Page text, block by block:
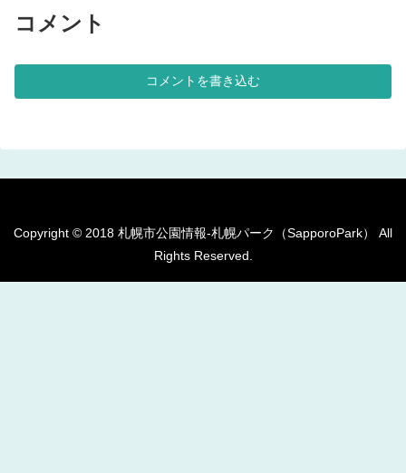
広場が設けられています。複数の
種類のベンチが、公園内に複数設
設けられています。コンビネーシ
ョン遊具が設置されています。多
目的な利用が出...
幼児が遊べるバケット型ブランコ
が設置されています。幼児が遊べ
る背の低いブ...
コメント
コメントを書き込む
Copyright © 2018 札幌市公園情報-札幌パーク（SapporoPark） All
Rights Reserved.